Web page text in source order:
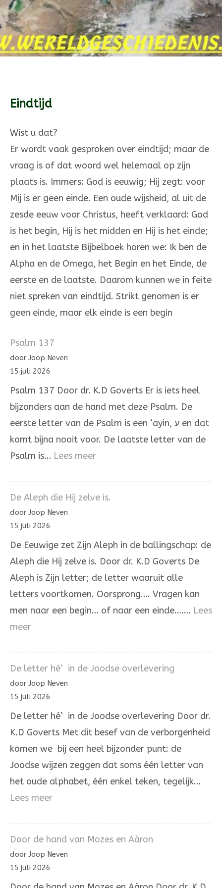
Eindtijd
Wist u dat?
Er wordt vaak gesproken over eindtijd; maar de
vraag is of dat woord wel helemaal op zijn
plaats is. Immers: God is eeuwig; Hij zegt: voor
Mij is er geen einde. Een oude wijsheid, al uit de
zesde eeuw voor Christus, heeft verklaard: God
is het begin, Hij is het midden en Hij is het einde;
en in het laatste Bijbelboek horen we: Ik ben de
Alpha en de Omega, het Begin en het Einde, de
eerste en de laatste. Daarom kunnen we in feite
niet spreken van eindtijd. Strikt genomen is er
geen einde, maar elk einde is een begin
Psalm 137
door Joop Neven
15 juli 2026
Psalm 137 Door dr. K.D Goverts Er is iets heel
bijzonders aan de hand met deze Psalm. De
eerste letter van de Psalm is een ‘ayin, ע en dat
komt bijna nooit voor. De laatste letter van de
Psalm is… Lees meer:
De Aleph die Hij zelve is.
door Joop Neven
15 juli 2026
De Eeuwige zet Zijn Aleph in de ballingschap: de
Aleph die Hij zelve is. Door dr. K.D Goverts De
Aleph is Zijn letter; de letter waaruit alle
letters voortkomen. Oorsprong…. Vragen kan
men naar een begin… of naar een einde….… Lees
meer:
Hij
De letter hé’ in de Joodse overlevering
door Joop Neven
15 juli 2026
De letter hé’ in de Joodse overlevering Door dr.
K.D Goverts Met dit besef van de verborgenheid
komen we bij een heel bijzonder punt: de
Joodse wijzen zeggen dat soms één letter van
het oude alphabet, één enkel teken, tegelijk…
Lees meer:
Door de hand van Mozes en Aäron
door Joop Neven
15 juli 2026